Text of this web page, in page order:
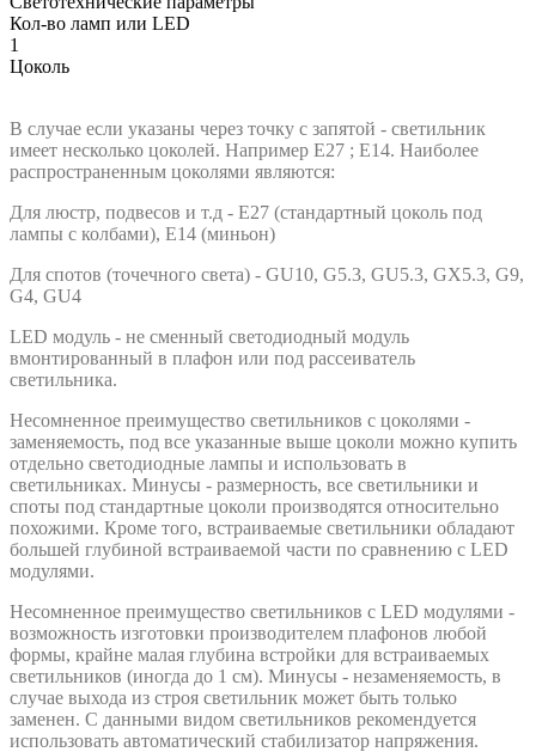
Кол-во ламп или LED
1
Цоколь
В случае если указаны через точку с запятой - светильник
имеет несколько цоколей. Например E27 ; E14. Наиболее
распространенным цоколями являются:
Для люстр, подвесов и т.д - E27 (стандартный цоколь под
лампы с колбами), E14 (миньон)
Для спотов (точечного света) - GU10, G5.3, GU5.3, GX5.3, G9,
G4, GU4
LED модуль - не сменный светодиодный модуль
вмонтированный в плафон или под рассеиватель
светильника.
Несомненное преимущество светильников с цоколями -
заменяемость, под все указанные выше цоколи можно купить
отдельно светодиодные лампы и использовать в
светильниках. Минусы - размерность, все светильники и
споты под стандартные цоколи производятся относительно
похожими. Кроме того, встраиваемые светильники обладают
большей глубиной встраиваемой части по сравнению с LED
модулями.
Несомненное преимущество светильников с LED модулями -
возможность изготовки производителем плафонов любой
формы, крайне малая глубина встройки для встраиваемых
светильников (иногда до 1 см). Минусы - незаменяемость, в
случае выхода из строя светильник может быть только
заменен. С данными видом светильников рекомендуется
использовать автоматический стабилизатор напряжения.